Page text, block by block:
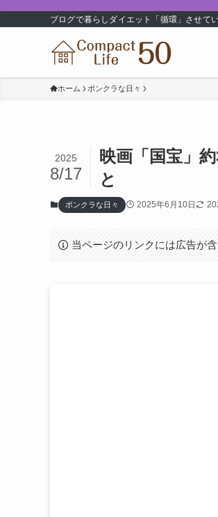
ブログで暮らしダイエット「循環」させて
ホーム ボンクラな日々
映画「国宝」
と
2025
8/17
ボンクラな日々 2025年6月10日
当ページのリンクには広告が含